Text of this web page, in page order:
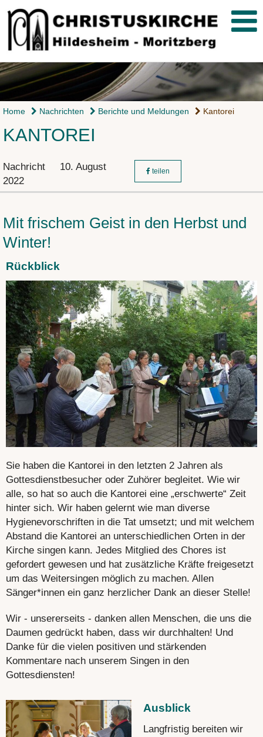
Home Nachrichten Berichte und Meldungen Kantorei
KANTOREI
Nachricht
10. August
2022
teilen
Mit frischem Geist in den Herbst und
Winter!
Rückblick
Sie haben die Kantorei in den letzten 2 Jahren als
Gottesdienstbesucher oder Zuhörer begleitet. Wie wir
alle, so hat so auch die Kantorei eine „erschwerte“ Zeit
hinter sich. Wir haben gelernt wie man diverse
Hygienevorschriften in die Tat umsetzt; und mit welchem
Abstand die Kantorei an unterschiedlichen Orten in der
Kirche singen kann. Jedes Mitglied des Chores ist
gefordert gewesen und hat zusätzliche Kräfte freigesetzt
um das Weitersingen möglich zu machen. Allen
Sänger*innen ein ganz herzlicher Dank an dieser Stelle!
Wir - unsererseits - danken allen Menschen, die uns die
Daumen gedrückt haben, dass wir durchhalten! Und
Danke für die vielen positiven und stärkenden
Kommentare nach unserem Singen in den
Gottesdiensten!
Ausblick
Langfristig bereiten wir